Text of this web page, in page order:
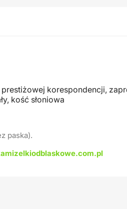
korespondencji,
kość słoniowa
paska).